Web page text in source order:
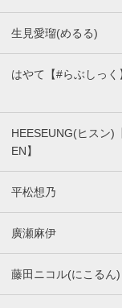
生見愛瑠(めるる)
はやて【#らぶしっく
HEESEUNG(ヒスン)
EN】
平松想乃
廣瀬麻伊
藤田ニコル(にこるん)